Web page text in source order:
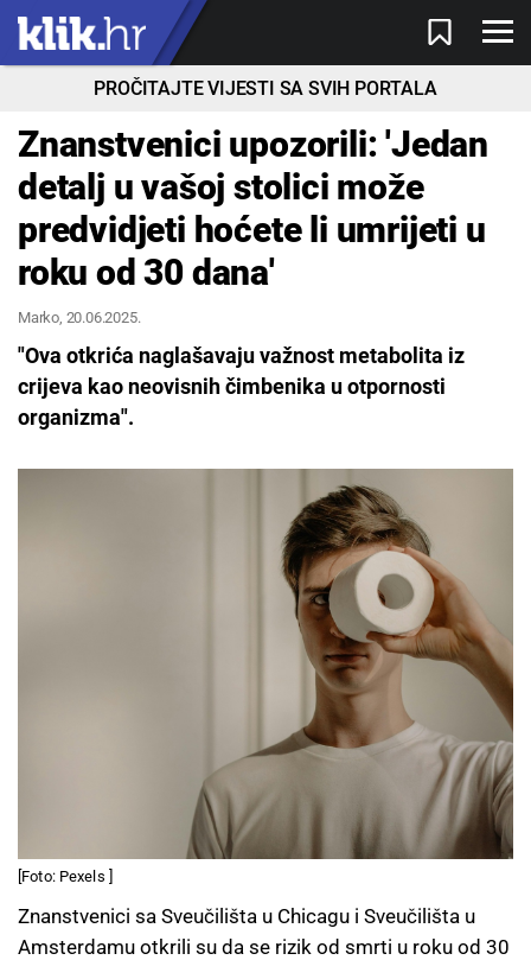
PROČITAJTE VIJESTI SA SVIH PORTALA
Znanstvenici upozorili: 'Jedan
detalj u vašoj stolici može
predvidjeti hoćete li umrijeti u
roku od 30 dana'
Marko, 20.06.2025.
"Ova otkrića naglašavaju važnost metabolita iz
crijeva kao neovisnih čimbenika u otpornosti
organizma".
[Foto: Pexels ]
Znanstvenici sa Sveučilišta u Chicagu i Sveučilišta u
Amsterdamu otkrili su da se rizik od smrti u roku od 30